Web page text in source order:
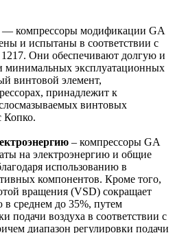
— компрессоры модификации GA
и испытаны в соответствии с
Они обеспечивают долгую и
минимальных эксплуатационных
винтовой элемент,
принадлежит к
винтовых
Копко.
– компрессоры GA
на электроэнергию и общие
использованию в
компонентов. Кроме того,
вращения (VSD) сокращает
в среднем до 35%, путем
подачи воздуха в соответствии с
диапазон регулировки подачи